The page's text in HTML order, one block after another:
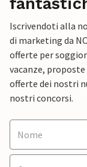
Iscrivendoti alla
di marketing da
offerte per
vacanze,
offerte dei nostri
nostri concorsi.